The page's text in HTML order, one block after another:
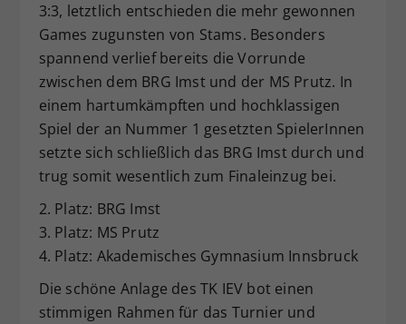
3:3, letztlich entschieden die mehr gewonnen
Games zugunsten von Stams. Besonders
spannend verlief bereits die Vorrunde
zwischen dem BRG Imst und der MS Prutz. In
einem hartumkämpften und hochklassigen
Spiel der an Nummer 1 gesetzten SpielerInnen
setzte sich schließlich das BRG Imst durch und
trug somit wesentlich zum Finaleinzug bei.
2. Platz: BRG Imst
3. Platz: MS Prutz
4. Platz: Akademisches Gymnasium Innsbruck
Die schöne Anlage des TK IEV bot einen
stimmigen Rahmen für das Turnier und